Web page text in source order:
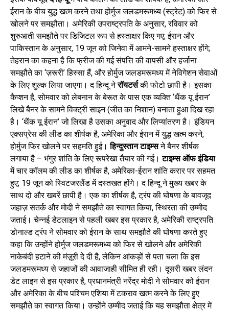
ईरान के बीच युद्ध खत्म करने तथा होर्मुज जलडमरूमध्य (स्ट्रेट) को फिर से
खोलने पर समझौता। अमेरिकी उपराष्ट्रपति के अनुसार, रविवार को
शुरुआती समझौते पर डिजिटल रूप से हस्ताक्षर किए गए; ईरान और
पाकिस्तान के अनुसार, 19 जून को जिनेवा में आमने-सामने हस्ताक्षर होंगे;
तेहरान का कहना है कि फ्रीज की गई संपत्ति की वापसी और हर्जाना
समझौते का ‘ज़रूरी’ हिस्सा हैं, और होर्मुज जलडमरूमध्य में नेविगेशन सेवाओं
के लिए शुल्क लिया जाएगा। द हिन्दू नेरॉयटर्सकी फोटो छापी है। इसका
कैप्शन है, सोमवार को लेबनान के बेरूत के पास एक व्यक्ति ‘थैंक यू ईरान’
लिखे बैनर के सामने विक्ट्री साइन (जीत का निशान) बनाता हुआ दिख रहा
है। ‘थैंक यू ईरान’ जो लिखा है उसका अनुवाद और लिप्यांतरण है। इंडियन
एक्सप्रेस की लीड का शीर्षक है, अमेरिका और ईरान में युद्ध खत्म करने,
होर्मुज फिर खोलने पर सहमति हुई।हिन्दुस्तान टाइम्सने बैनर शीर्षक
लगाया है – भंगुर शांति के लिए रूपरेखा तैयार की गई।टाइम्स ऑफ इंडिया
में चार कॉलम की लीड का शीर्षक है, अमेरिका-ईरान शांति करार पर सहमत
हुए; 19 जून को स्विटजरलैंड में दस्तखत होंगे। द हिन्दू ने मुख्य खबर के
साथ दो और खबरें छापी है। एक का शीर्षक है, ट्रंप की घोषणा के बावजूद
जहाज़ सतर्क और मोदी ने समझौते का स्वागत किया, स्थिरता की उम्मीद
जताई। चेन्नई डेटलाइन से पहली खबर इस प्रकार है, अमेरिकी राष्ट्रपति
डोनाल्ड ट्रंप ने सोमवार को ईरान के साथ समझौते की घोषणा करते हुए
कहा कि उन्होंने होर्मुज जलडमरूमध्य को फिर से खोलने और अमेरिकी
नाकेबंदी हटाने की मंज़ूरी दे दी है, लेकिन आंकड़ों से पता चला कि इस
जलडमरूमध्य से जहाजों की आवाजाही सीमित ही रही। दूसरी खबर लंदन
डेट लाइन से इस प्रकार है, प्रधानमंत्री नरेंद्र मोदी ने सोमवार को ईरान
और अमेरिका के बीच पश्चिम एशिया में टकराव खत्म करने के लिए हुए
समझौते का स्वागत किया। उन्होंने उम्मीद जताई कि यह समझौता क्षेत्र में